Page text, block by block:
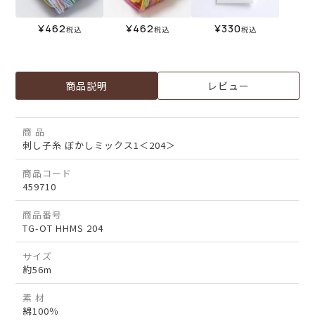
¥462税込 ¥462税込 ¥330税込
商品説明 レビュー
商 品
刺し子糸 ぼかしミックス1＜204＞
商品コード
459710
商品番号
TG-OT HHMS 204
サイズ
約56m
素 材
綿100％